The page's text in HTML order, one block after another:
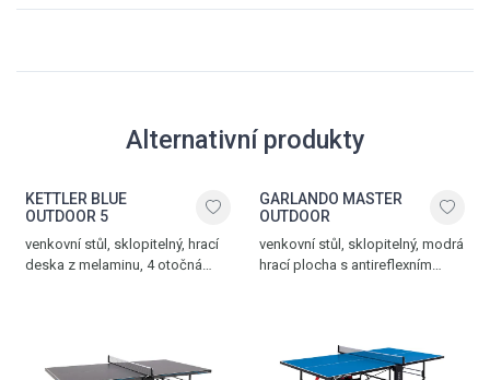
Alternativní produkty
KETTLER BLUE
OUTDOOR 5
venkovní stůl, sklopitelný, hrací
deska z melaminu, 4 otočná
a míčky, jednoduchý
GARLANDO MASTER
OUTDOOR
venkovní stůl, sklopitelný, modrá
hrací plocha s antireflexním
z čtvercových kovových profilů
25 x 25 mm, síťka s napínáním